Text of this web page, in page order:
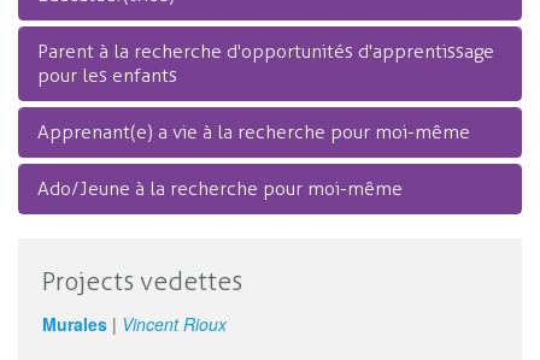
Parent à la recherche d'opportunités d'apprentissage
pour les enfants
Apprenant(e) a vie à la recherche pour moi-même
Ado/Jeune à la recherche pour moi-même
Projects vedettes
Murales | Vincent Rioux